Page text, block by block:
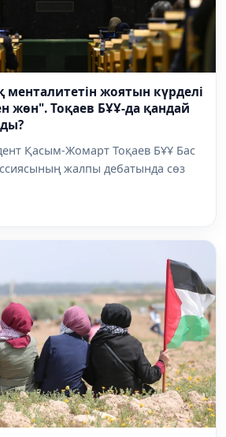
жоятын күрделі
жөн". Тоқаев БҰҰ-да қандай
Қасым-Жомарт Тоқаев БҰҰ Бас
жалпы дебатында сөз